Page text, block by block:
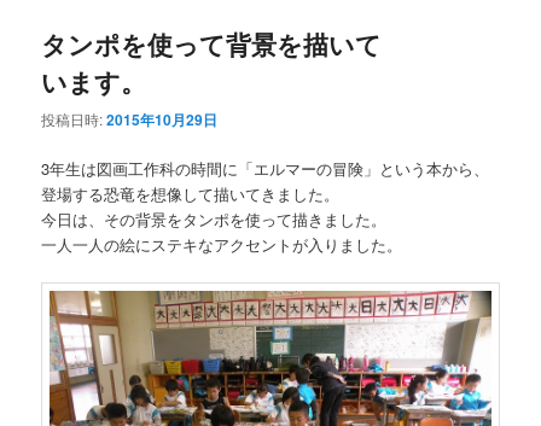
タンポを使って背景を描いて
います。
投稿日時:2015年10月29日
3年生は図画工作科の時間に「エルマーの冒険」という本から、
登場する恐竜を想像して描いてきました。
今日は、その背景をタンポを使って描きました。
一人一人の絵にステキなアクセントが入りました。